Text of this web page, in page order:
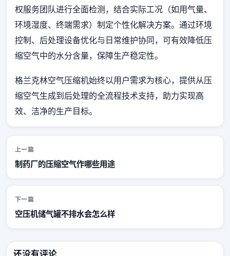
权服务团队进行全面检测，结合实际工况（如用气量、
环境湿度、终端需求）制定个性化解决方案。通过环境
控制、后处理设备优化与日常维护协同，可有效降低压
缩空气中的水分含量，保障生产稳定性。
格兰克林空气压缩机始终以用户需求为核心，提供从压
缩空气生成到后处理的全流程技术支持，助力实现高
效、洁净的生产目标。
上一篇
制药厂的压缩空气作哪些用途
下一篇
空压机储气罐不排水会怎么样
还没有评论